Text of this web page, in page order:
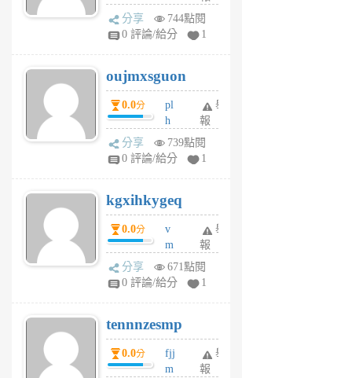
A
V
個
月
前
ld
gy
個
月
前
分享
744點閱
0 評論/給分
1
oujmxsguon
0.0分
pl
h
wi
w
6
個
月
前
舉
報
分享
739點閱
0 評論/給分
1
kgxihkygeq
0.0分
v
m
sg
sr
6
個
月
前
舉
報
分享
671點閱
0 評論/給分
1
tennnzesmp
0.0分
fjj
m
舉
報